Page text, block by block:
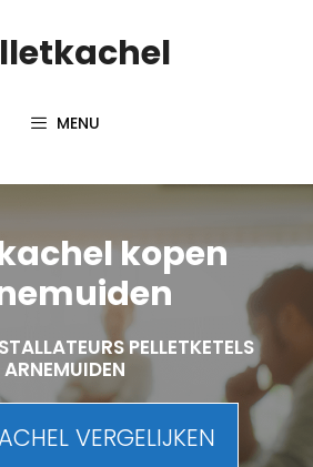
MENU
kopen
PELLETKETELS
ARNEMUIDEN
VERGELIJKEN